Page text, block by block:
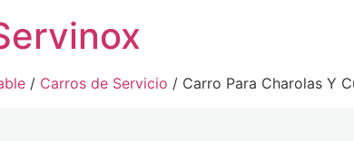
/ Carros de Servicio / Carro Para Charolas Y